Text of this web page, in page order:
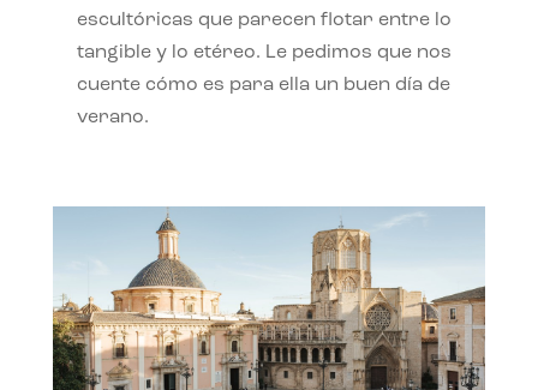
escultóricas que parecen flotar entre lo
tangible y lo etéreo. Le pedimos que nos
cuente cómo es para ella un buen día de
verano.